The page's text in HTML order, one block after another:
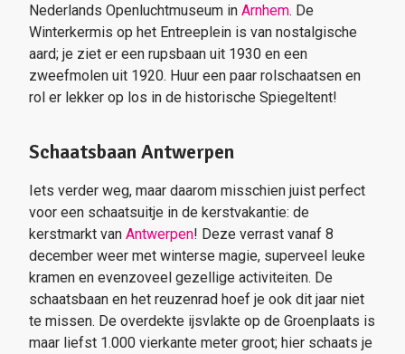
Nederlands Openluchtmuseum in Arnhem. De
Winterkermis op het Entreeplein is van nostalgische
aard; je ziet er een rupsbaan uit 1930 en een
zweefmolen uit 1920. Huur een paar rolschaatsen en
rol er lekker op los in de historische Spiegeltent!
Schaatsbaan Antwerpen
Iets verder weg, maar daarom misschien juist perfect
voor een schaatsuitje in de kerstvakantie: de
kerstmarkt van Antwerpen! Deze verrast vanaf 8
december weer met winterse magie, superveel leuke
kramen en evenzoveel gezellige activiteiten. De
schaatsbaan en het reuzenrad hoef je ook dit jaar niet
te missen. De overdekte ijsvlakte op de Groenplaats is
maar liefst 1.000 vierkante meter groot; hier schaats je